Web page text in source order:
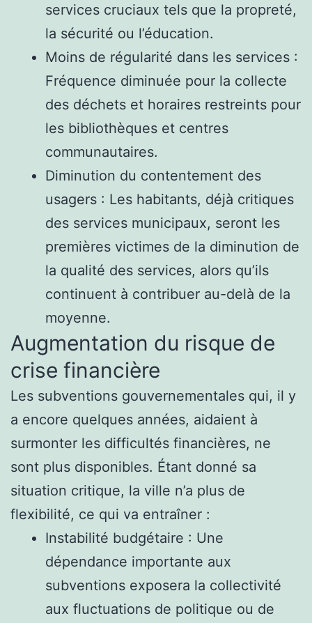
services cruciaux tels que la propreté,
la sécurité ou l’éducation.
Moins de régularité dans les services :
Fréquence diminuée pour la collecte
des déchets et horaires restreints pour
les bibliothèques et centres
communautaires.
Diminution du contentement des
usagers : Les habitants, déjà critiques
des services municipaux, seront les
premières victimes de la diminution de
la qualité des services, alors qu’ils
continuent à contribuer au-delà de la
moyenne.
Augmentation du risque de
crise financière
Les subventions gouvernementales qui, il y
a encore quelques années, aidaient à
surmonter les difficultés financières, ne
sont plus disponibles. Étant donné sa
situation critique, la ville n’a plus de
flexibilité, ce qui va entraîner :
Instabilité budgétaire : Une
dépendance importante aux
subventions exposera la collectivité
aux fluctuations de politique ou de